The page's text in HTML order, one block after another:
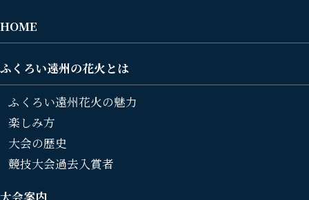
HOME
ふくろい遠州の花火とは
ふくろい遠州花火の魅力
楽しみ方
大会の歴史
競技大会過去入賞者
大会案内